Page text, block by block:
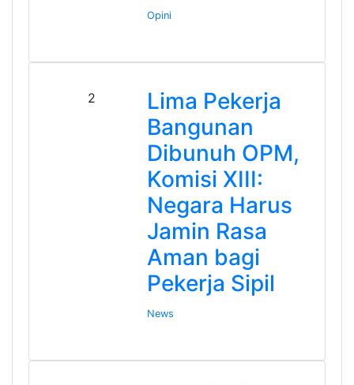
Opini
2
Lima Pekerja
Bangunan
Dibunuh OPM,
Komisi XIII:
Negara Harus
Jamin Rasa
Aman bagi
Pekerja Sipil
News